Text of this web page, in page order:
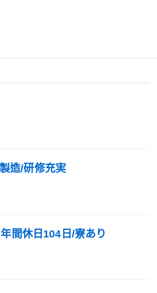
造/研修充実
間休日104日/寮あり